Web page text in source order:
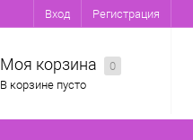
Вход Регистрация
Моя корзина
0
В корзине пусто